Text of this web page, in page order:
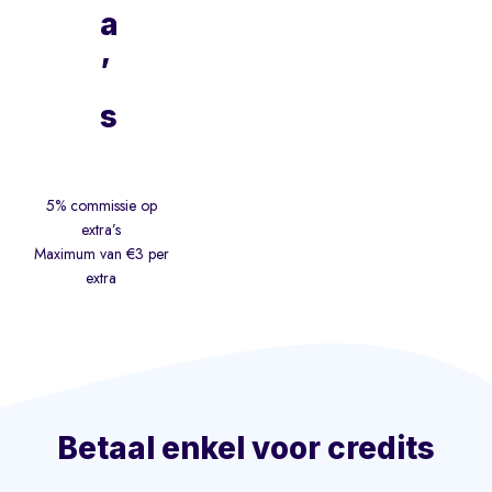
a
’
s
5% commissie op
extra’s
Maximum van €3 per
extra
Betaal enkel voor credits